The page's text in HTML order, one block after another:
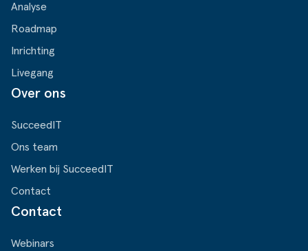
Analyse
Roadmap
Inrichting
Livegang
Over ons
SucceedIT
Ons team
Werken bij SucceedIT
Contact
Contact
Webinars